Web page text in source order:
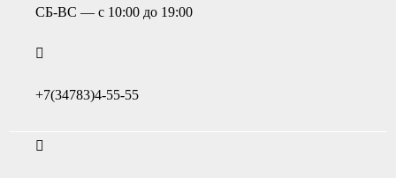
СБ-ВС — с 10:00 до 19:00
+7(34783)4-55-55